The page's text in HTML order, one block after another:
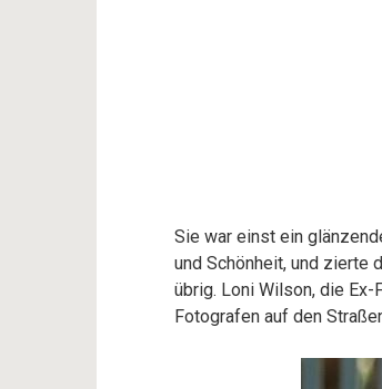
Sie war einst ein
und Schönheit, und zierte
übrig. Loni Wilson, die Ex-
Fotografen auf den